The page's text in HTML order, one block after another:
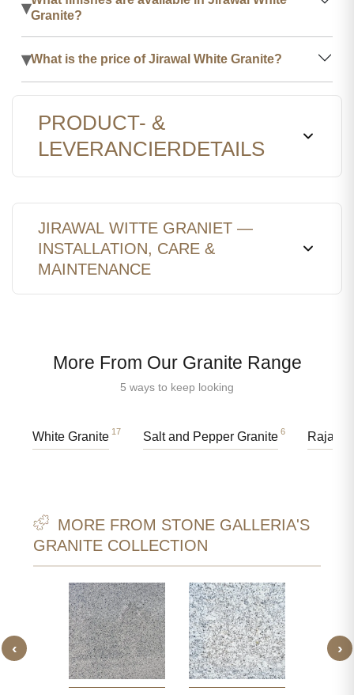
▾Granite?
▾What is the price of Jirawal White Granite?
PRODUCT- &
LEVERANCIERDETAILS
JIRAWAL WITTE GRANIET —
INSTALLATION, CARE &
MAINTENANCE
More From Our Granite Range
5 ways to keep looking
White Granite 17 Salt and Pepper Granite 6
MORE FROM STONE GALLERIA'S
GRANITE COLLECTION
‹
P
›